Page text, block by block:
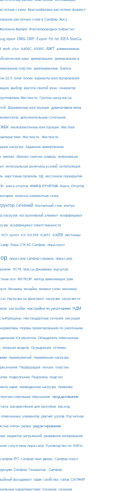
схема #расшифровка расчетных формул
расчётных схем в Сапфир #рсу
#ребро #теплопроводность#расчет
bug report DWG DXF Export Fd hd IDEA StatiCa
work xlsx А400С А500С АЖТ алюминиевые
швы армирование армирование в
пластин армокаменные балка
22.5 блок блоки варианты конструирования
выбор высота сжатой зоны генератор
Жесткости Группы нагрузок на
Деревянные конструкции диалоговые окна
дополнительные сочетания
ЖБК железобетонные конструкции Жесткая
Жесткость Жесткость
нагрузок Заданное армирование
импорт Импорт горячих клавиш инженерная
интегральная величина усилий интеполяция
карстовые провалы КД кессонное перекрытие
книга отчетов книга отчётов Книга_Отчетов
конечно-элементная сетка
сечений Контактный стык контур
нагрузок коструктивный элемент коэффициент
коэффициент ответственности
КСУ купол КЭ КЭ 259 КЭ251 КЭ259 лестницы
Лира СТК КС Сапфир лира-грунт
лира-сапр сапфир справка лира-сапр
ЛСТК Массы Динамика масштаб
оси МЕТЕОР метод заменяющих рам
Мозаика мозайка момент силы мономах-
Нагрузка на фрагмент нагрузки нагрузки от
настройки настройки по умолчанию НДМ
Нестандартные сечения несущая
нормативы Нормы проектирования по умолчанию
КЭ оболочек Объединить отмеченные
опорная модель Осреднение оттяжки
перевіряючий переменная нагрузка
Перфорация печать пластин
подколонник Подложка подсчет
идею приведенная нагрузка привязка
прогрессирующее обрушение продавливание
раскрепления для прогибов расход
отмеченных элементов расчет узлов Расчетная
плиты ребро редактирование
редактор загружений резервное копирование
сопутствие лира-сапр Руководство по ЛИРА-
сапфир IFC сапфир окно дверь Сапфир поиск
Сапфир. Генератор. Сапфир.
фундамент свая свойства связь САПФИР
характеристики Сечение сечения